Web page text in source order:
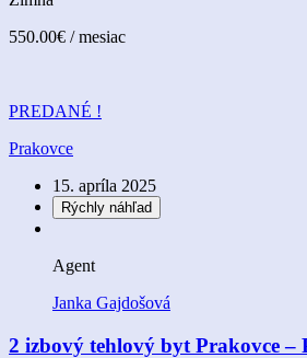
550.00€ / mesiac
PREDANÉ !
Prakovce
15. apríla 2025
Rýchly náhľad
Agent
Janka Gajdošová
2 izbový tehlový byt Prakovce –